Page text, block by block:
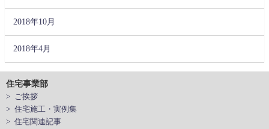
2018年10月
2018年4月
住宅事業部
> ご挨拶
> 住宅施工・実例集
> 住宅関連記事